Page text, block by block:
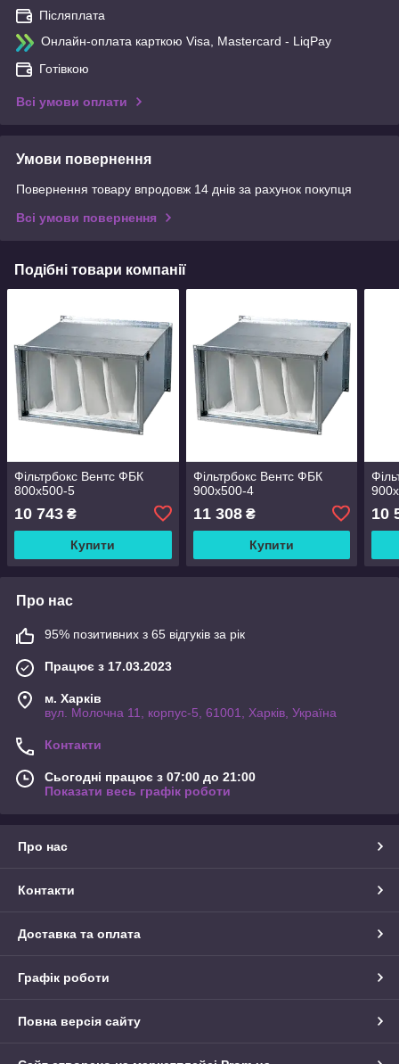
Післяплата
Онлайн-оплата карткою Visa, Mastercard - LiqPay
Готівкою
Всі умови оплати
Умови повернення
Повернення товару впродовж 14 днів за рахунок покупця
Всі умови повернення
Подібні товари компанії
Фільтрбокс Вентс ФБК
800x500-5
10 743 ₴
Купити
Фільтрбокс Вентс ФБК
900x500-4
11 308₴
Купити
10
Про нас
95% позитивних з 65 відгуків за рік
Працює з 17.03.2023
м. Харків
вул. Молочна 11, корпус-5, 61001, Харків, Україна
Контакти
Сьогодні працює з 07:00 до 21:00
Показати весь графік роботи
Про нас
Контакти
Доставка та оплата
Графік роботи
Повна версія сайту